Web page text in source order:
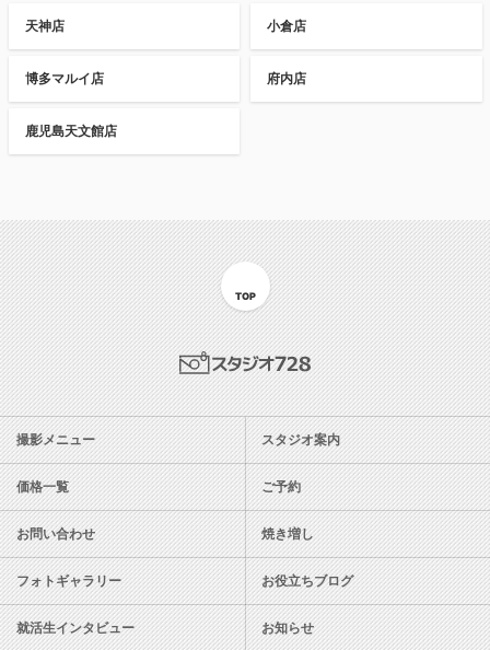
天神店 小倉店
博多マルイ店 府内店
鹿児島天文館店
TOP
スタジオ728
撮影メニュー スタジオ案内
価格一覧 ご予約
お問い合わせ 焼き増し
フォトギャラリー お役立ちブログ
就活生インタビュー お知らせ